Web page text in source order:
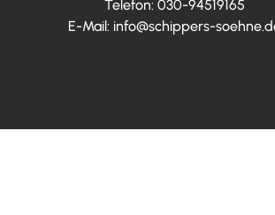
Telefon: 030-94519165
E-Mail: info@schippers-